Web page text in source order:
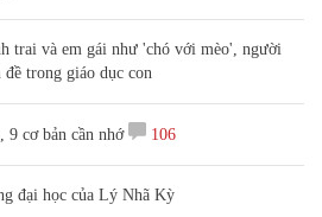
trai và em gái như 'chó với mèo', người
trong giáo dục con
9 cơ bản cần nhớ 106
đại học của Lý Nhã Kỳ